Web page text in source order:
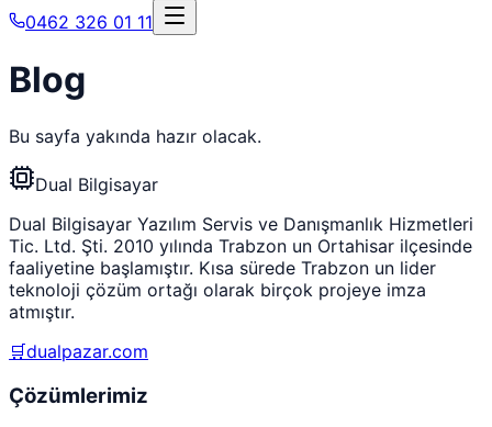
0462 326 01 11
Blog
Bu sayfa yakında hazır olacak.
Dual Bilgisayar
Dual Bilgisayar Yazılım Servis ve Danışmanlık Hizmetleri
Tic. Ltd. Şti. 2010 yılında Trabzon un Ortahisar ilçesinde
faaliyetine başlamıştır. Kısa sürede Trabzon un lider
teknoloji çözüm ortağı olarak birçok projeye imza
atmıştır.
🛒dualpazar.com
Çözümlerimiz